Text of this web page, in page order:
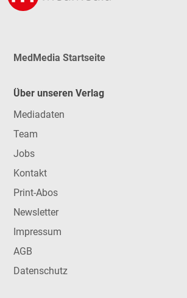
MedMedia Startseite
Über unseren Verlag
Mediadaten
Team
Jobs
Kontakt
Print-Abos
Newsletter
Impressum
AGB
Datenschutz